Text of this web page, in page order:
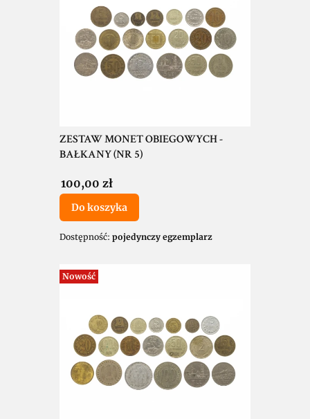
ZESTAW MONET OBIEGOWYCH -
BAŁKANY (NR 5)
Cena
100,00 zł
Do koszyka
Dostępność: pojedynczy egzemplarz
Nowość